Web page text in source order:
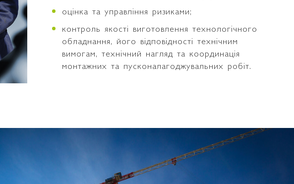
оцінка та управління ризиками;
контроль якості виготовлення технологічного
обладнання, його відповідності технічним
вимогам, технічний нагляд та координація
монтажних та пусконалагоджувальних робіт.